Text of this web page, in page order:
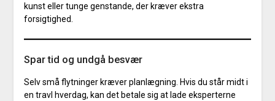
kunst eller tunge genstande, der kræver ekstra
forsigtighed.
Spar tid og undgå besvær
Selv små flytninger kræver planlægning. Hvis du står midt i
en travl hverdag, kan det betale sig at lade eksperterne